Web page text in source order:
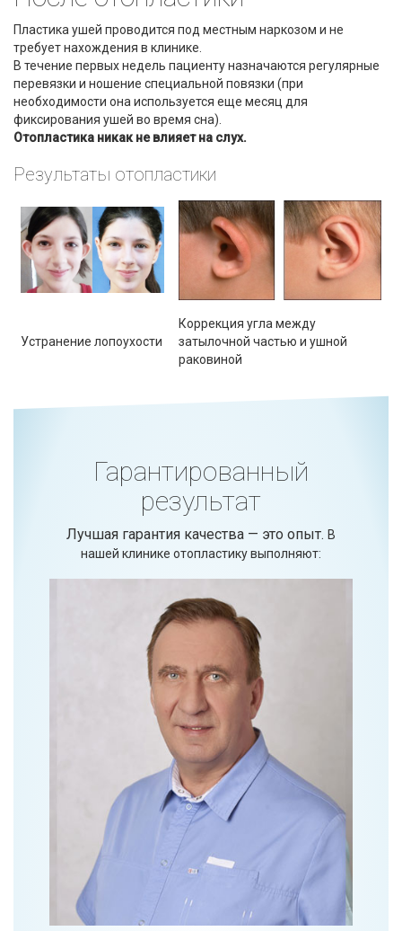
Пластика ушей проводится под местным наркозом и не
требует нахождения в клинике.
В течение первых недель пациенту назначаются регулярные
перевязки и ношение специальной повязки (при
необходимости она используется еще месяц для
фиксирования ушей во время сна).
Отопластика никак не влияет на слух.
Результаты отопластики
Устранение лопоухости
Коррекция угла между
затылочной частью и ушной
раковиной
Гарантированный
результат
Лучшая гарантия качества — это опыт. В
нашей клинике отопластику выполняют: